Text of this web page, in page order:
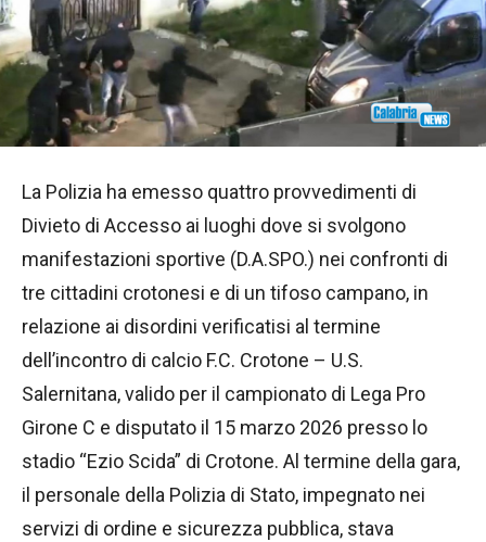
La Polizia ha emesso quattro provvedimenti di
Divieto di Accesso ai luoghi dove si svolgono
manifestazioni sportive (D.A.SPO.) nei confronti di
tre cittadini crotonesi e di un tifoso campano, in
relazione ai disordini verificatisi al termine
dell’incontro di calcio F.C. Crotone – U.S.
Salernitana, valido per il campionato di Lega Pro
Girone C e disputato il 15 marzo 2026 presso lo
stadio “Ezio Scida” di Crotone. Al termine della gara,
il personale della Polizia di Stato, impegnato nei
servizi di ordine e sicurezza pubblica, stava